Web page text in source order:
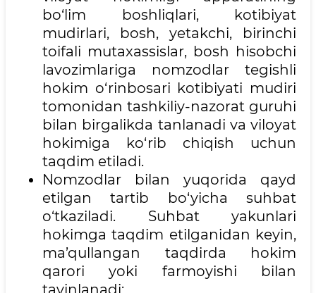
bo‘lim boshliqlari, kotibiyat
mudirlari, bosh, yetakchi, birinchi
toifali mutaxassislar, bosh hisobchi
lavozimlariga nomzodlar tegishli
hokim o‘rinbosari kotibiyati mudiri
tomonidan tashkiliy-nazorat guruhi
bilan birgalikda tanlanadi va viloyat
hokimiga ko‘rib chiqish uchun
taqdim etiladi.
Nomzodlar bilan yuqorida qayd
etilgan tartib bo‘yicha suhbat
o‘tkaziladi. Suhbat yakunlari
hokimga taqdim etilganidan keyin,
ma’qullangan taqdirda hokim
qarori yoki farmoyishi bilan
tayinlanadi;